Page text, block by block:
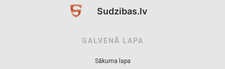
Sudzibas.lv
GALVENĀ LAPA
Sākuma lapa